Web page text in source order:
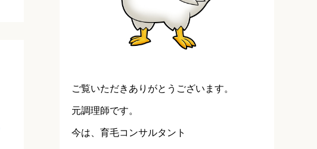
ご覧いただきありがとうございます。
元調理師です。
今は、育毛コンサルタント